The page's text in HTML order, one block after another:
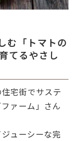
む「トマトの
てるやさし
宅街でサステ
ァーム」さん
ューシーな完